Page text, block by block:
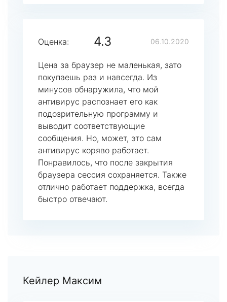
Оценка: 4.3 06.10.2020
Цена за браузер не маленькая, зато
покупаешь раз и навсегда. Из
минусов обнаружила, что мой
антивирус распознает его как
подозрительную программу и
выводит соответствующие
сообщения. Но, может, это сам
антивирус коряво работает.
Понравилось, что после закрытия
браузера сессия сохраняется. Также
отлично работает поддержка, всегда
быстро отвечают.
Кейлер Максим